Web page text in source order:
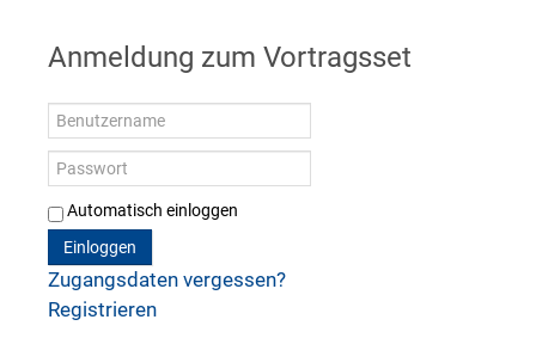
Anmeldung zum Vortragsset
Automatisch einloggen
Einloggen
Zugangsdaten vergessen?
Registrieren